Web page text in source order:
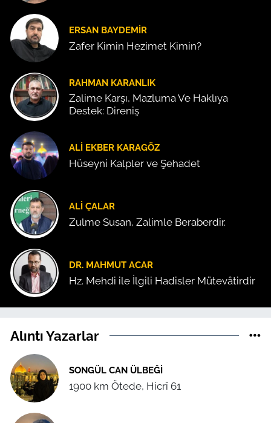
ERSAN BAYDEMIR
Zafer Kimin Hezimet Kimin?
RAHMAN KARANLIK
Zalime Karşı, Mazluma Ve Haklıya
Destek: Direniş
ALI EKBER KARAGÖZ
Hüseyni Kalpler ve Şehadet
ALI ÇALAR
Zulme Susan, Zalimle Beraberdir.
DR. MAHMUT ACAR
Hz. Mehdi ile İlgili Hadisler Mütevâtirdir
Alıntı Yazarlar
SONGÜL CAN ÜLBEĞI
1900 km Ötede, Hicrî 61